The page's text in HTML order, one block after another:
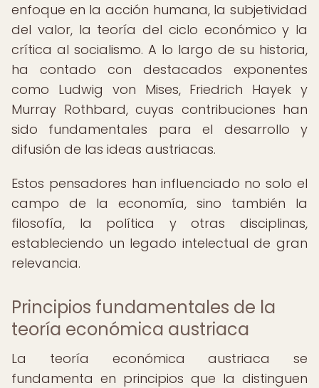
enfoque en la acción humana, la subjetividad
del valor, la teoría del ciclo económico y la
crítica al socialismo. A lo largo de su historia,
ha contado con destacados exponentes
como Ludwig von Mises, Friedrich Hayek y
Murray Rothbard, cuyas contribuciones han
sido fundamentales para el desarrollo y
difusión de las ideas austriacas.
Estos pensadores han influenciado no solo el
campo de la economía, sino también la
filosofía, la política y otras disciplinas,
estableciendo un legado intelectual de gran
relevancia.
Principios fundamentales de la
teoría económica austriaca
La teoría económica austriaca se
fundamenta en principios que la distinguen